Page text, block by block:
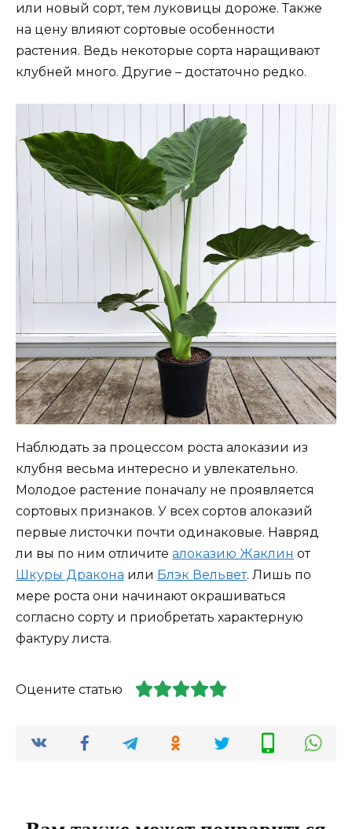
или новый сорт, тем луковицы дороже. Также
на цену влияют сортовые особенности
растения. Ведь некоторые сорта наращивают
клубней много. Другие – достаточно редко.
Наблюдать за процессом роста алоказии из
клубня весьма интересно и увлекательно.
Молодое растение поначалу не проявляется
сортовых признаков. У всех сортов алоказий
первые листочки почти одинаковые. Навряд
ли вы по ним отличите алоказию Жаклин от
Шкуры Дракона или Блэк Вельвет. Лишь по
мере роста они начинают окрашиваться
согласно сорту и приобретать характерную
фактуру листа.
Оцените статью